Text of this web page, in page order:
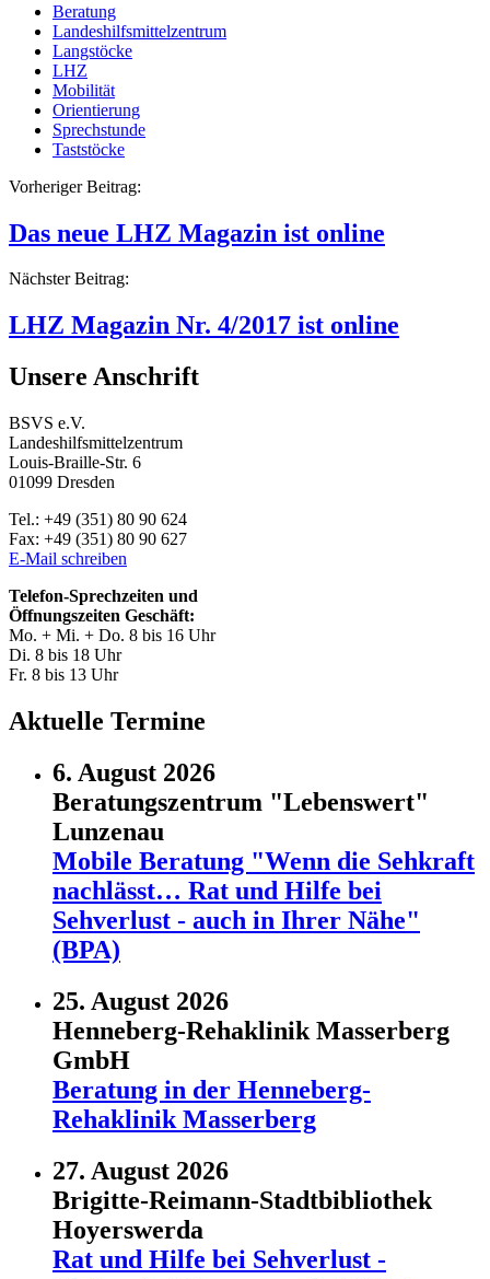
Beratung
Landeshilfsmittelzentrum
Langstöcke
LHZ
Mobilität
Orientierung
Sprechstunde
Taststöcke
Beitragsnavigation
Vorheriger Beitrag:
Das neue LHZ Magazin ist online
Nächster Beitrag:
LHZ Magazin Nr. 4/2017 ist online
Unsere Anschrift
BSVS e.V.
Landeshilfsmittelzentrum
Louis-Braille-Str. 6
01099 Dresden
Tel.: +49 (351) 80 90 624
Fax: +49 (351) 80 90 627
E-Mail schreiben
Telefon-Sprechzeiten und
Öffnungszeiten Geschäft:
Mo. + Mi. + Do. 8 bis 16 Uhr
Di. 8 bis 18 Uhr
Fr. 8 bis 13 Uhr
Aktuelle Termine
6. August 2026
Beratungszentrum "Lebenswert"
Lunzenau
Mobile Beratung "Wenn die Sehkraft
nachlässt… Rat und Hilfe bei
Sehverlust - auch in Ihrer Nähe"
(BPA)
25. August 2026
Henneberg-Rehaklinik Masserberg
GmbH
Beratung in der Henneberg-
Rehaklinik Masserberg
27. August 2026
Brigitte-Reimann-Stadtbibliothek
Hoyerswerda
Rat und Hilfe bei Sehverlust -